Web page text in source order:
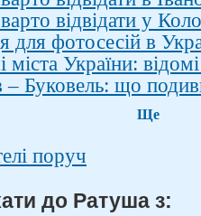
відвідати у
для фотосесій в
України:
– Буковель: що
Ще
поруч
до Ратуша з: